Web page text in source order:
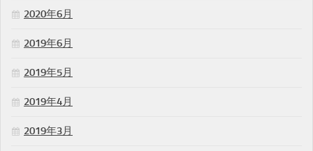
2020年6月
2019年6月
2019年5月
2019年4月
2019年3月